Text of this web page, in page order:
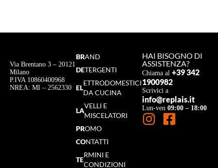
Via Brentano 3 – 20121
Milano
P.IVA 10860400968
NREA: MI – 2562330
BRAND
DETERGENTI
EL
ETTRODOMESTICI
DA CUCINA
LA
VELLI E
MISCELATORI
PROMO
CONTATTI
TE
RMINI E
CONDIZIONI
HAI BISOGNO DI
ASSISTENZA?
Chiama al +39 342
1900982
Scrivici a
info@replais.it
Lun-ven 09:00 – 18:00